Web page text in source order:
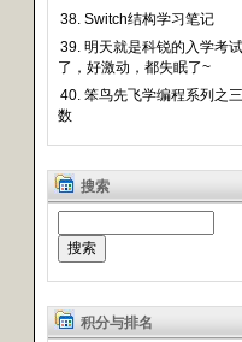
38. Switch结构学习笔记
39. 明天就是科锐的入学考试
了，好激动，都失眠了~
40. 笨鸟先飞学编程系列之
数
搜索
积分与排名